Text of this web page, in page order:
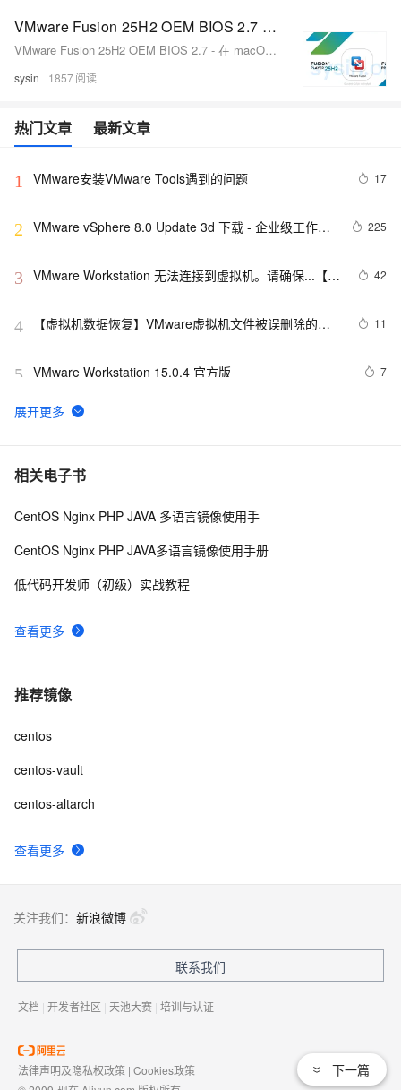
VMware Fusion 25H2 OEM BIOS 2.7 - 在 macOS 中运行 Windows 虚拟机的最佳方式
VMware Fusion 25H2 OEM BIOS 2.7 - 在 macOS 中运行 Windows 虚拟机的最佳方式
sysin 1857
热门文章 最新文章
1 VMware安装VMware Tools遇到的问题 17
2 VMware vSphere 8.0 Update 3d 下载 - 企业级工作负
225
3 VMware Workstation 无法连接到虚拟机。请确保...【解
42
4
【虚拟机数据恢复】VMware虚拟机文件被误删除的数
11
5 VMware Workstation 15.0.4 官方版 7
6 VMware的网络配置---bridge，nat和hosts详解（一）
7 GuestStealer allows for the stealing of VMware guests
Traversal Vulnerability
8 使用VMware Workstation搭建先电IaaS云平台（v2.2版
法
装oneAPI和oneDNN
相关电子书
查看更多
CentOS Nginx PHP JAVA 多语言镜像使用手
CentOS Nginx PHP JAVA多语言镜像使用手册
低代码开发师（初级）实战教程
推荐镜像
查看更多
centos
centos-vault
centos-altarch
下一篇
关注我们： 新浪微博
联系我们
文档 | 开发者社区 | 天池大赛 | 培训与认证
法律声明及隐私权政策 | Cookies政策